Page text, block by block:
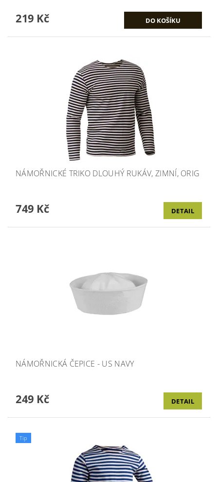
219 Kč
NÁMOŘNICKÉ TRIKO DLOUHÝ RUKÁV, ZIMNÍ, ORIG
749 Kč DETAIL
NÁMOŘNICKÁ ČEPICE - US NAVY
249 Kč DETAIL
Tip